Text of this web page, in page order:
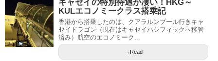
キャセイの特別待遇が凄い！HKG～
KULエコノミークラス搭乗記
香港から搭乗したのは、クアラルンプール行きキャ
セイドラゴン（現在はキャセイパシフィックへ移管
済み）航空のエコノミーク...
→Read